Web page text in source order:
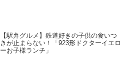
【駅弁グルメ】鉄道好きの子供の食いつ
きが止まらない！「923形ドクターイエロ
ーお子様ランチ」